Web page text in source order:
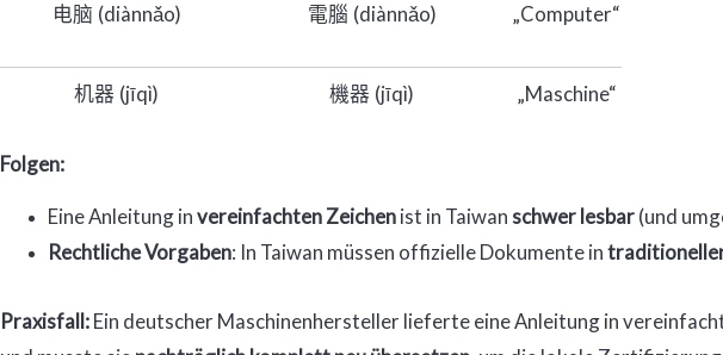
电脑 (diànnǎo) 電腦 (diànnǎo) „Computer“
机器 (jīqì) 機器 (jīqì) „Maschine“
Folgen:
Eine Anleitung invereinfachten Zeichenist in Taiwanschwer lesbar(und
Rechtliche Vorgaben: In Taiwan müssen offizielle Dokumente in
Praxisfall:Ein deutscher Maschinenhersteller lieferte eine Anleitung in